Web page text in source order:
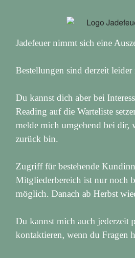
Jadefeuer nimmt sich eine
Bestellungen sind derzeit
Du kannst dich aber bei
Reading auf die Warteliste
melde mich umgehend bei dir,
zurück bin.
Zugriff für bestehende
Mitgliederbereich ist nur noch
möglich. Danach ab Herbst
Du kannst mich auch jederzeit
kontaktieren, wenn du Fragen